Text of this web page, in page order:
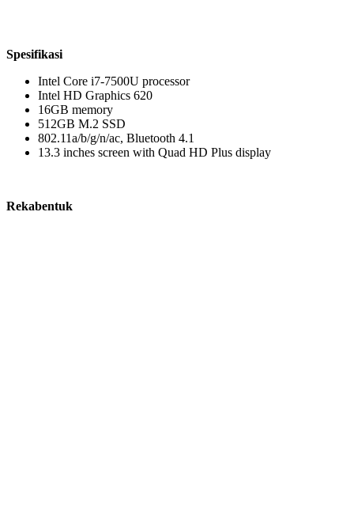
Spesifikasi
Intel Core i7-7500U processor
Intel HD Graphics 620
16GB memory
512GB M.2 SSD
802.11a/b/g/n/ac, Bluetooth 4.1
13.3 inches screen with Quad HD Plus display
Rekabentuk